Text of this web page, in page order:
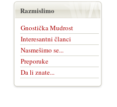
Razmislimo
Gnostička Mudrost
Interesantni članci
Nasmešimo se...
Preporuke
Da li znate...